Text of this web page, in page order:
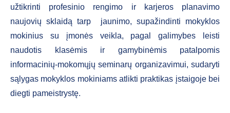
užtikrinti profesinio rengimo ir karjeros planavimo
naujovių sklaidą tarp jaunimo, supažindinti mokyklos
mokinius su įmonės veikla, pagal galimybes leisti
naudotis klasėmis ir gamybinėmis patalpomis
informacinių-mokomųjų seminarų organizavimui, sudaryti
sąlygas mokyklos mokiniams atlikti praktikas įstaigoje bei
diegti pameistrystę.